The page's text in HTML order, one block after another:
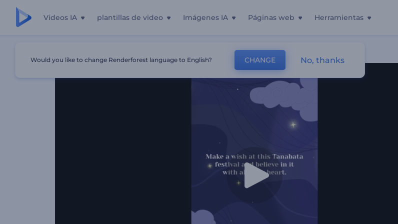
Videos IA plantillas de video Imágenes IA Páginas web Herramientas
Would you like to change Renderforest language to English? CHANGE No, thanks